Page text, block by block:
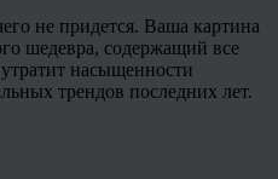
не придется. Ваша картина
шедевра, содержащий все
насыщенности
трендов последних лет.